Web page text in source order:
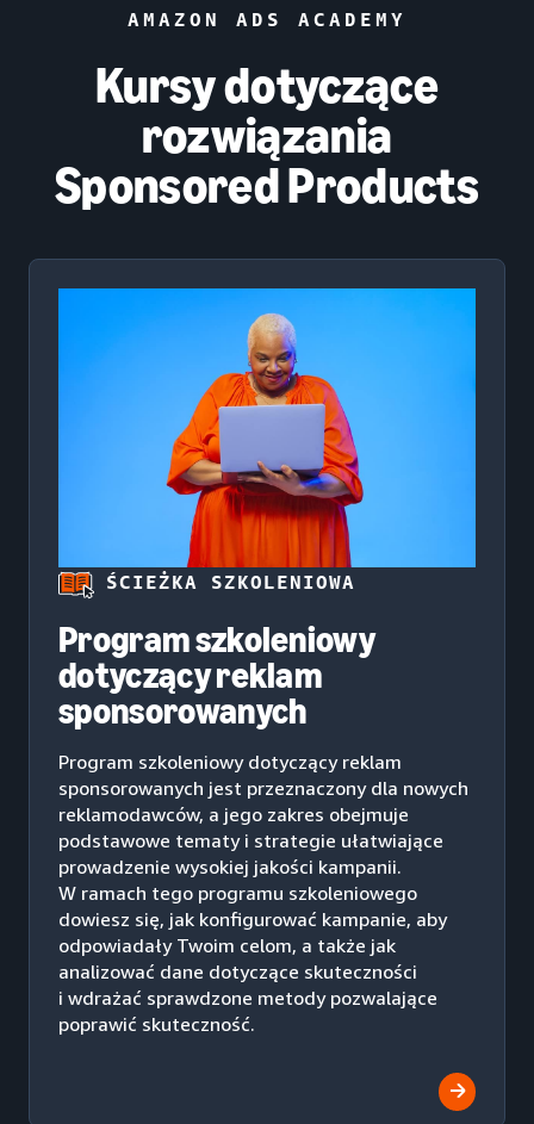
AMAZON ADS ACADEMY
Kursy dotyczące
rozwiązania
Sponsored Products
ŚCIEŻKA SZKOLENIOWA
Program szkoleniowy
dotyczący reklam
sponsorowanych
Program szkoleniowy dotyczący reklam
sponsorowanych jest przeznaczony dla nowych
reklamodawców, a jego zakres obejmuje
podstawowe tematy i strategie ułatwiające
prowadzenie wysokiej jakości kampanii.
W ramach tego programu szkoleniowego
dowiesz się, jak konfigurować kampanie, aby
odpowiadały Twoim celom, a także jak
analizować dane dotyczące skuteczności
i wdrażać sprawdzone metody pozwalające
poprawić skuteczność.